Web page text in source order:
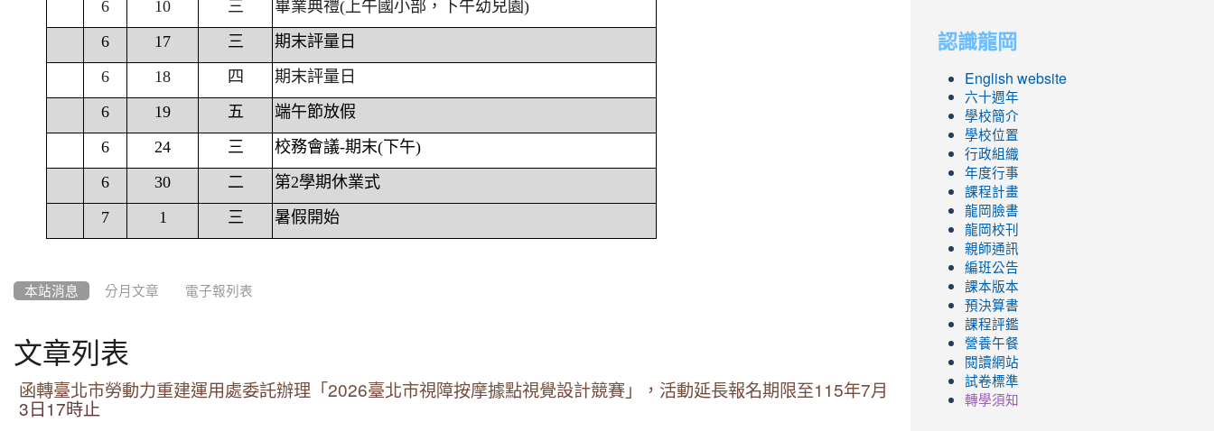
6 10 三
畢業典禮(上午國小部，下午幼兒園)
6
17 三
期末評量日
6
18 四
期末評量日
6
19 五
端午節放假
6
24 三
校務會議-期末(下午)
6
30 二
第2學期休業式
7
1 三 暑假開始
本站消息 分月文章 電子報列表
文章列表
函轉臺北市勞動力重建運用處委託辦理「2026臺北市視障按摩據點視覺設計競賽」，活動延長報名期限至115年7月
3日17時止
認識龍岡
English website
六十週年
學校簡介
學校位置
行政組織
年度行事
課程計畫
龍岡臉書
龍岡校刊
親師通訊
編班公告
課本版本
預決算書
課程評鑑
營養午餐
閱讀網站
試卷標準
轉學須知